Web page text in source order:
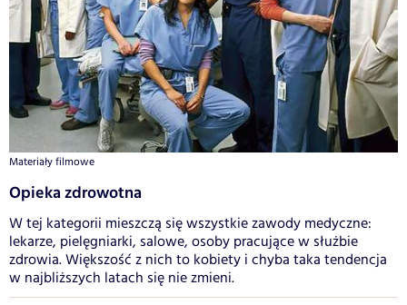
Materiały filmowe
Opieka zdrowotna
W tej kategorii mieszczą się wszystkie zawody medyczne:
lekarze, pielęgniarki, salowe, osoby pracujące w służbie
zdrowia. Większość z nich to kobiety i chyba taka tendencja
w najbliższych latach się nie zmieni.